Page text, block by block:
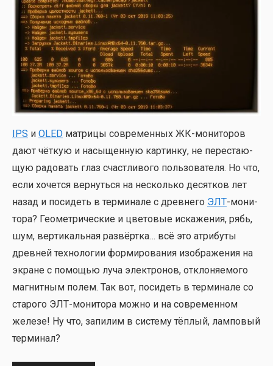
IPS и OLED мат­ри­цы совре­мен­ных ЖК-мони­то­ров
дают чёт­кую и насы­щен­ную кар­тин­ку, не пере­ста­ю­
щую радо­вать глаз счаст­ли­во­го поль­зо­ва­те­ля. Но что,
если хочет­ся вер­нуть­ся на несколь­ко десят­ков лет
назад и поси­деть в тер­ми­на­ле с древ­не­го ЭЛТ-мони­
то­ра? Гео­мет­ри­че­ские и цве­то­вые иска­же­ния, рябь,
шум, вер­ти­каль­ная раз­вёрт­ка… всё это атри­бу­ты
древ­ней тех­но­ло­гии фор­ми­ро­ва­ния изоб­ра­же­ния на
экране с помо­щью луча элек­тро­нов, откло­ня­е­мо­го
маг­нит­ным полем. Так вот, поси­деть в тер­ми­на­ле со
ста­ро­го ЭЛТ-мони­то­ра мож­но и на совре­мен­ном
желе­зе! Ну что, запи­лим в систе­му тёп­лый, лам­по­вый
тер­ми­нал?